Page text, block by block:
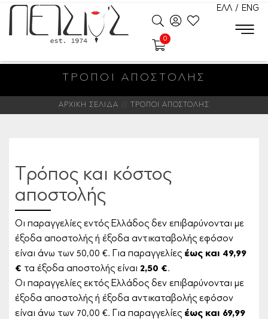
ΕΛΛ / ENG
0
ΤΡΟΠΟΙ ΑΠΟΣΤΟΛΗΣ
ΑΡΧΙΚΗ ΣΕΛΙΔΑ ΤΡΟΠΟΙ ΑΠΟΣΤΟΛΗΣ
Τρόπος και κόστος
αποστολής
Οι παραγγελίες εντός Ελλάδος δεν επιβαρύνονται με
έξοδα αποστολής ή έξοδα αντικαταβολής εφόσον
είναι άνω των 50,00 €. Για παραγγελίες έως και 49,99
€ τα έξοδα αποστολής είναι 2,50 €.
Οι παραγγελίες εκτός Ελλάδος δεν επιβαρύνονται με
έξοδα αποστολής ή έξοδα αντικαταβολής εφόσον
είναι άνω των 70,00 €. Για παραγγελίες έως και 69,99